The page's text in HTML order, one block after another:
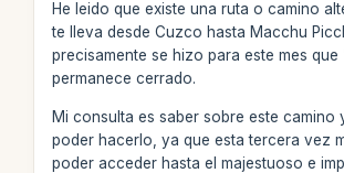
He leido que existe una ruta o camino
te lleva desde Cuzco hasta Macchu
precisamente se hizo para este mes
permanece cerrado.
Mi consulta es saber sobre este camino
poder hacerlo, ya que esta tercera vez
poder acceder hasta el majestuoso e